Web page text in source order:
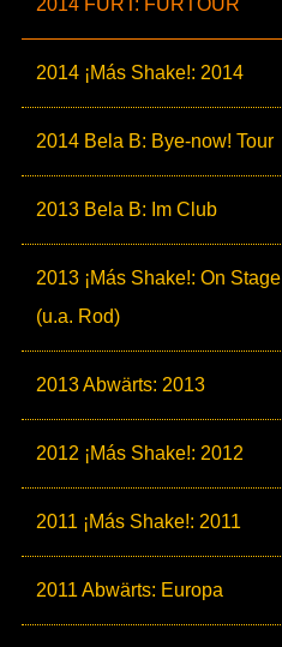
2014 FURT: FURTOUR
2014 ¡Más Shake!: 2014
2014 Bela B: Bye-now! Tour
2013 Bela B: Im Club
2013 ¡Más Shake!: On Stage
(u.a. Rod)
2013 Abwärts: 2013
2012 ¡Más Shake!: 2012
2011 ¡Más Shake!: 2011
2011 Abwärts: Europa